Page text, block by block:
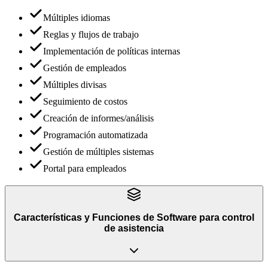
Múltiples idiomas
Reglas y flujos de trabajo
Implementación de políticas internas
Gestión de empleados
Múltiples divisas
Seguimiento de costos
Creación de informes/análisis
Programación automatizada
Gestión de múltiples sistemas
Portal para empleados
Características y Funciones de Software para control
de asistencia